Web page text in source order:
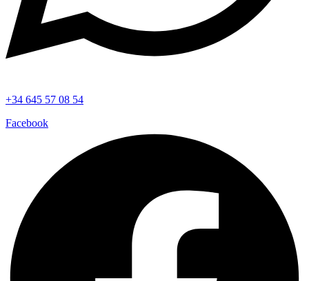
+34 645 57 08 54
Facebook